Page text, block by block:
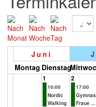
Juni
Montag Dienstag
1
10:00
Nordic
Walking
2
17:00
Fraue ...